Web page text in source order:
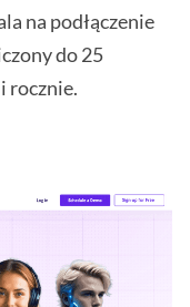
na podłączenie
do 25
rocznie.